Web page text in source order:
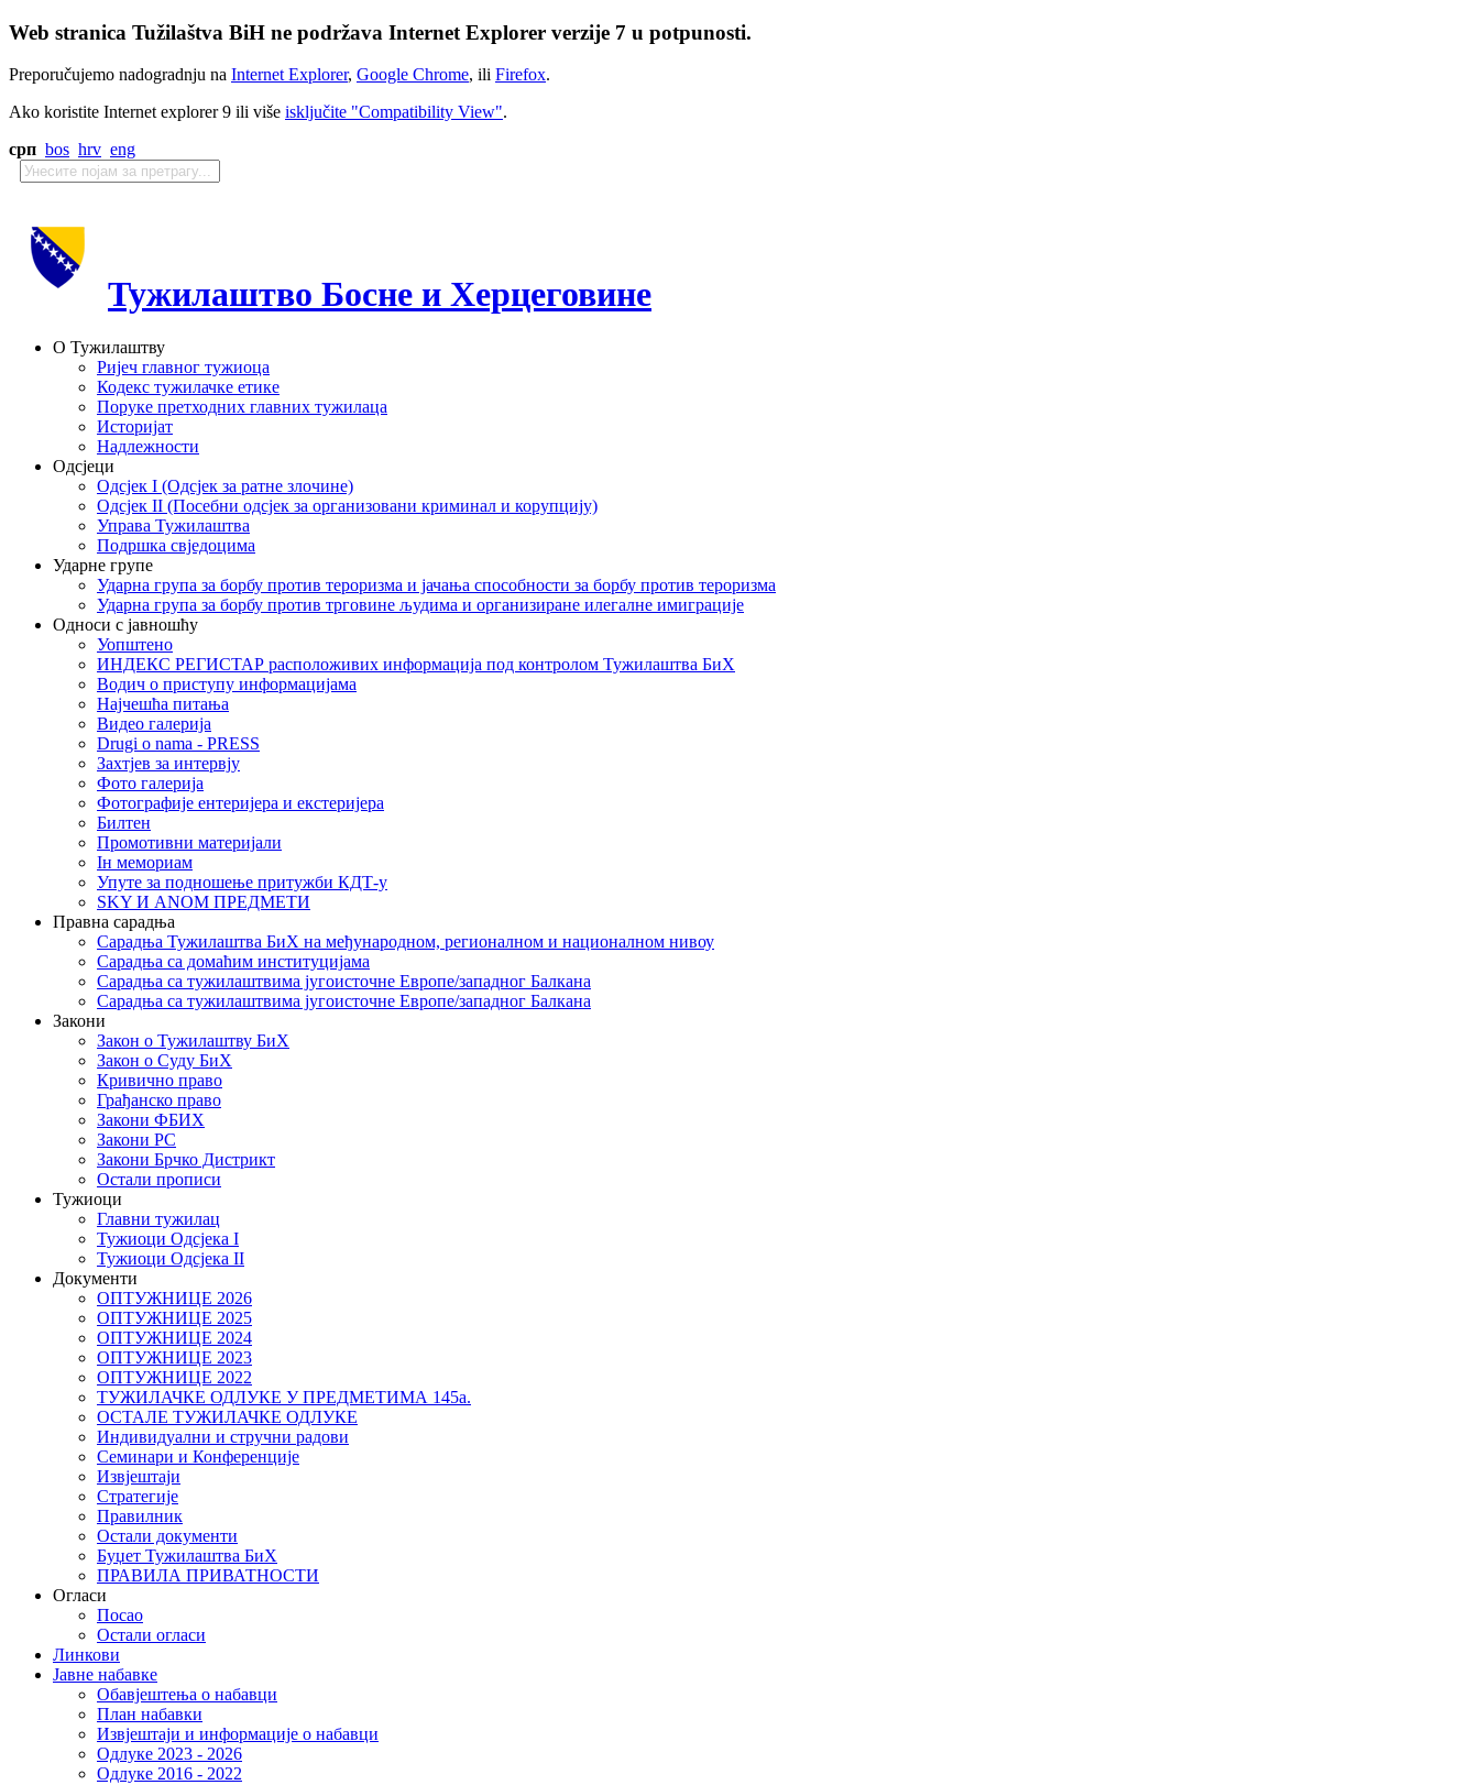
Web stranica Tužilaštva BiH ne podržava Internet Explorer verzije 7 u potpunosti.
Preporučujemo nadogradnju na Internet Explorer, Google Chrome, ili Firefox.
Ako koristite Internet explorer 9 ili više isključite "Compatibility View".
срп bos hrv eng
Тужилаштво Босне и Херцеговине
О Тужилаштву
Ријеч главног тужиоца
Кодекс тужилачке етике
Поруке претходних главних тужилаца
Историјат
Надлежности
Одсјеци
Одсјек I (Одсјек за ратне злочине)
Одсјек II (Посебни одсјек за организовани криминал и корупцију)
Управа Тужилаштва
Подршка свједоцима
Ударне групе
Ударна група за борбу против тероризма и јачања способности за борбу против тероризма
Ударна група за борбу против трговине људима и организиране илегалне имиграције
Односи с јавношћу
Уопштено
ИНДЕКС РЕГИСТАР расположивих информација под контролом Тужилаштва БиХ
Водич о приступу информацијама
Најчешћа питања
Видео галерија
Drugi o nama - PRESS
Захтјев за интервју
Фото галерија
Фотографије ентеријера и екстеријера
Билтен
Промотивни материјали
Iн мемориам
Упуте за подношење притужби КДТ-у
SKY И ANOM ПРЕДМЕТИ
Правна сарадња
Сарадња Тужилаштва БиХ на међународном, регионалном и националном нивоу
Сарадња са домаћим институцијама
Сарадња са тужилаштвима југоисточне Европе/западног Балкана
Сарадња са тужилаштвима југоисточне Европе/западног Балкана
Закони
Закон о Тужилаштву БиХ
Закон о Суду БиХ
Кривично право
Грађанско право
Закони ФБИХ
Закони РС
Закони Брчко Дистрикт
Остали прописи
Тужиоци
Главни тужилац
Тужиоци Oдсјекa I
Тужиоци Oдсјекa II
Документи
ОПТУЖНИЦЕ 2026
ОПТУЖНИЦЕ 2025
ОПТУЖНИЦЕ 2024
ОПТУЖНИЦЕ 2023
ОПТУЖНИЦЕ 2022
ТУЖИЛАЧКЕ ОДЛУКЕ У ПРЕДМЕТИМА 145а.
ОСТАЛЕ ТУЖИЛАЧКЕ ОДЛУКЕ
Индивидуални и стручни радови
Семинари и Конференције
Извјештаји
Стратегије
Правилник
Остали документи
Буџет Тужилаштва БиХ
ПРАВИЛА ПРИВАТНОСТИ
Огласи
Посао
Остали огласи
Линкови
Јавне набавке
Обавјештења о набавци
План набавки
Извјештаји и информације о набавци
Одлуке 2023 - 2026
Одлуке 2016 - 2022